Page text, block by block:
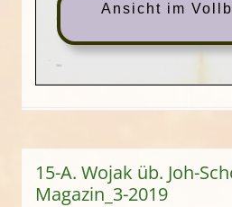
Ansicht im
15-A. Wojak üb. Joh-
Magazin_3-2019